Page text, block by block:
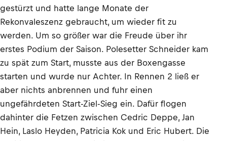
gestürzt und hatte lange Monate der
Rekonvaleszenz gebraucht, um wieder fit zu
werden. Um so größer war die Freude über ihr
erstes Podium der Saison. Polesetter Schneider kam
zu spät zum Start, musste aus der Boxengasse
starten und wurde nur Achter. In Rennen 2 ließ er
aber nichts anbrennen und fuhr einen
ungefährdeten Start-Ziel-Sieg ein. Dafür flogen
dahinter die Fetzen zwischen Cedric Deppe, Jan
Hein, Laslo Heyden, Patricia Kok und Eric Hubert. Die